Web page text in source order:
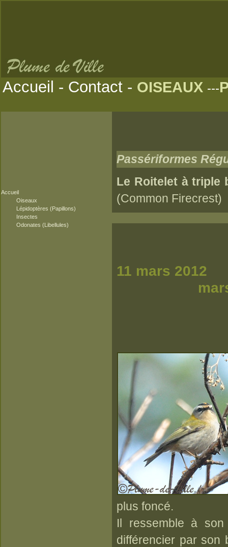
Accueil - Contact- OISEAUX ---
Accueil
Oiseaux
Lépidoptères (Papillons)
Insectes
Odonates (Libellules)
Passériformes
Le Roitelet à triple
(Common Firecrest)
11
plus foncé.
Il ressemble à
différencier par son